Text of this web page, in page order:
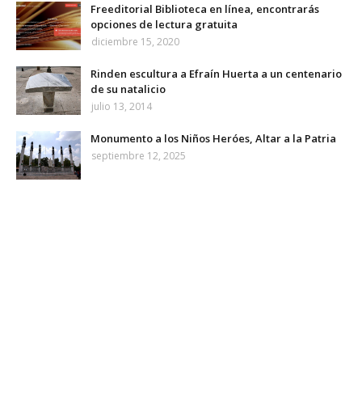
Freeditorial Biblioteca en línea, encontrarás
opciones de lectura gratuita
diciembre 15, 2020
Rinden escultura a Efraín Huerta a un centenario
de su natalicio
julio 13, 2014
Monumento a los Niños Heróes, Altar a la Patria
septiembre 12, 2025